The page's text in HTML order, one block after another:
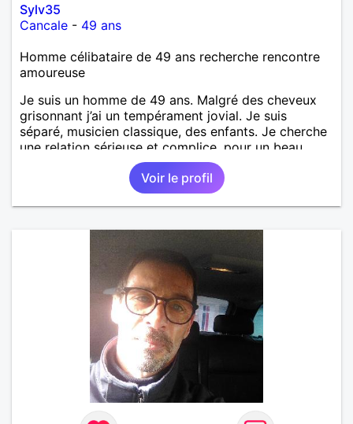
Sylv35
Cancale - 49 ans
Homme célibataire de 49 ans recherche rencontre
amoureuse
Je suis un homme de 49 ans. Malgré des cheveux
grisonnant j’ai un tempérament jovial. Je suis
séparé, musicien classique, des enfants. Je cherche
une relation sérieuse et complice, pour un beau
Voir le profil